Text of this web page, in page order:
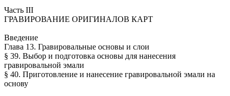
Часть III
ГРАВИРОВАНИЕ ОРИГИНАЛОВ КАРТ
Введение
Глава 13. Гравировальные основы и слои
§ 39. Выбор и подготовка основы для нанесения
гравировальной эмали
§ 40. Приготовление и нанесение гравировальной эмали на
основу